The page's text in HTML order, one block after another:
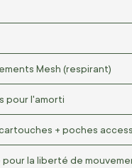
Mesh (respirant)
pour l'amorti
+ poches
la liberté de